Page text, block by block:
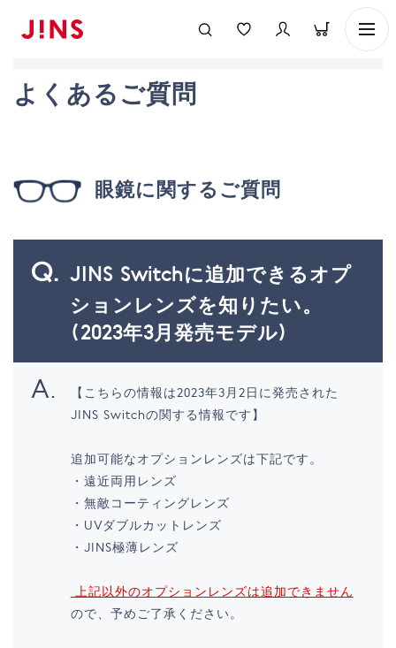
よくあるご質問
眼鏡に関するご質問
JINS Switchに追加できるオプ
ションレンズを知りたい。
(2023年3月発売モデル)
【こちらの情報は2023年3月2日に発売された
JINS Switchの関する情報です】
追加可能なオプションレンズは下記です。
・遠近両用レンズ
・無敵コーティングレンズ
・UVダブルカットレンズ
・JINS極薄レンズ
上記以外のオプションレンズは追加できません
ので、予めご了承ください。